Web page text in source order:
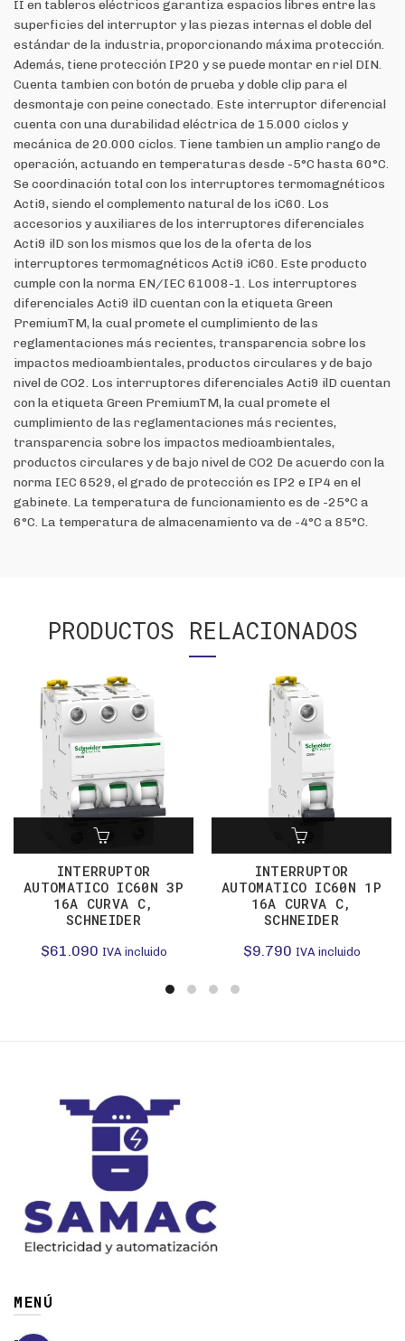
II en tableros eléctricos garantiza espacios libres entre las
superficies del interruptor y las piezas internas el doble del
estándar de la industria, proporcionando máxima protección.
Además, tiene protección IP20 y se puede montar en riel DIN.
Cuenta tambien con botón de prueba y doble clip para el
desmontaje con peine conectado. Este interruptor diferencial
cuenta con una durabilidad eléctrica de 15.000 ciclos y
mecánica de 20.000 ciclos. Tiene tambien un amplio rango de
operación, actuando en temperaturas desde -5°C hasta 60°C.
Se coordinación total con los interruptores termomagnéticos
Acti9, siendo el complemento natural de los iC60. Los
accesorios y auxiliares de los interruptores diferenciales
Acti9 ilD son los mismos que los de la oferta de los
interruptores termomagnéticos Acti9 iC60. Este producto
cumple con la norma EN/IEC 61008-1. Los interruptores
diferenciales Acti9 ilD cuentan con la etiqueta Green
PremiumTM, la cual promete el cumplimiento de las
reglamentaciones más recientes, transparencia sobre los
impactos medioambientales, productos circulares y de bajo
nivel de CO2. Los interruptores diferenciales Acti9 ilD cuentan
con la etiqueta Green PremiumTM, la cual promete el
cumplimiento de las reglamentaciones más recientes,
transparencia sobre los impactos medioambientales,
productos circulares y de bajo nivel de CO2 De acuerdo con la
norma IEC 6529, el grado de protección es IP2 e IP4 en el
gabinete. La temperatura de funcionamiento es de -25°C a
6°C. La temperatura de almacenamiento va de -4°C a 85°C.
PRODUCTOS RELACIONADOS
INTERRUPTOR
AUTOMATICO IC60N 3P
16A CURVA C,
SCHNEIDER
$61.090 IVA incluido
INTERRUPTOR
AUTOMATICO IC60N 1P
16A CURVA C,
SCHNEIDER
$9.790 IVA incluido
MENÚ